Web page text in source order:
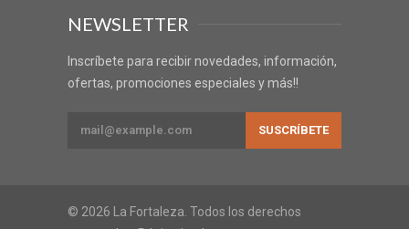
NEWSLETTER
Inscríbete para recibir novedades, información,
ofertas, promociones especiales y más!!
© 2026 La Fortaleza. Todos los derechos